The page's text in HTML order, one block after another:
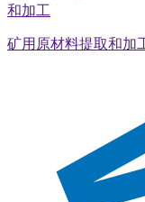
和加工
矿用原材料提取和加